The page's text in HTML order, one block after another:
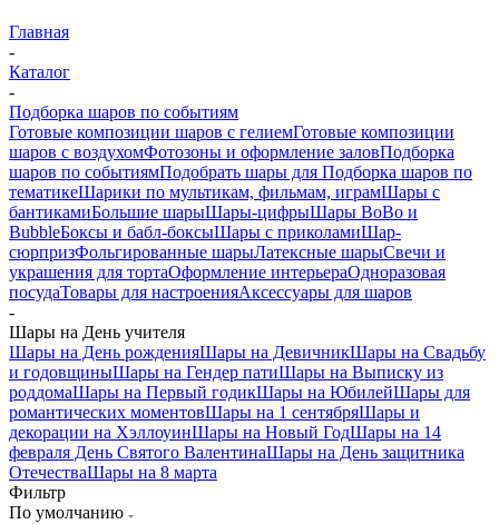
Главная
-
Каталог
-
Подборка шаров по событиям
Готовые композиции шаров с гелиемГотовые композиции
шаров с воздухомФотозоны и оформление заловПодборка
шаров по событиямПодобрать шары для Подборка шаров по
тематикеШарики по мультикам, фильмам, играмШары с
бантикамиБольшие шарыШары-цифрыШары BoBo и
BubbleБоксы и бабл-боксыШары с приколамиШар-
сюрпризФольгированные шарыЛатексные шарыСвечи и
украшения для тортаОформление интерьераОдноразовая
посудаТовары для настроенияАксессуары для шаров
-
Шары на День учителя
Шары на День рожденияШары на ДевичникШары на Свадьбу
и годовщиныШары на Гендер патиШары на Выписку из
роддомаШары на Первый годикШары на ЮбилейШары для
романтических моментовШары на 1 сентябряШары и
декорации на ХэллоуинШары на Новый ГодШары на 14
февраля День Святого ВалентинаШары на День защитника
ОтечестваШары на 8 марта
Фильтр
По умолчанию